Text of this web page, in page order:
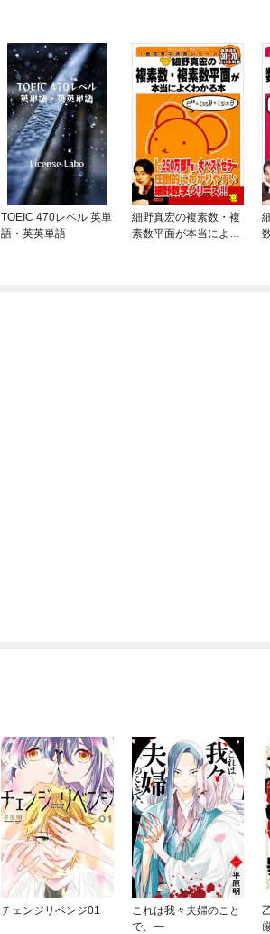
TOEIC 470レベル 英単
語・英英単語
細野真宏の複素数・複
素数平面が本当によく
チェンジリベンジ01
これは我々夫婦のこと
で、一